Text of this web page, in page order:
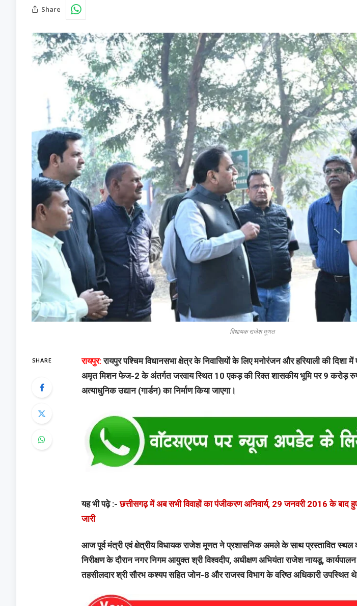
Share
विधायक राजेश मूणत
SHARE ​रायपुर:रायपुर पश्चिम विधानसभा क्षेत्र के निवासियों के लिए मनोरंजन और हरियाली की दिशा
अमृत मिशन फेज-2 के अंतर्गत जरवाय स्थित 10 एकड़ की रिक्त शासकीय भूमि पर 9 करोड़
अत्याधुनिक उद्यान (गार्डन) का निर्माण किया जाएगा।
यह भी पढ़े :-छत्तीसगढ़ में अब सभी विवाहों का पंजीकरण अनिवार्य, 29 जनवरी 2016 के बाद
जारी
​आज पूर्व मंत्री एवं क्षेत्रीय विधायक राजेश मूणत ने प्रशासनिक अमले के साथ प्रस्तावित स्थल
निरीक्षण के दौरान नगर निगम आयुक्त श्री विश्वदीप, अधीक्षण अभियंता राजेश नायडू,
तहसीलदार श्री सौरभ कश्यप सहित जोन-8 और राजस्व विभाग के वरिष्ठ अधिकारी उपस्थित